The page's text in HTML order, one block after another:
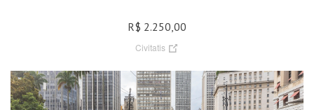
R$ 2.250,00
Civitatis